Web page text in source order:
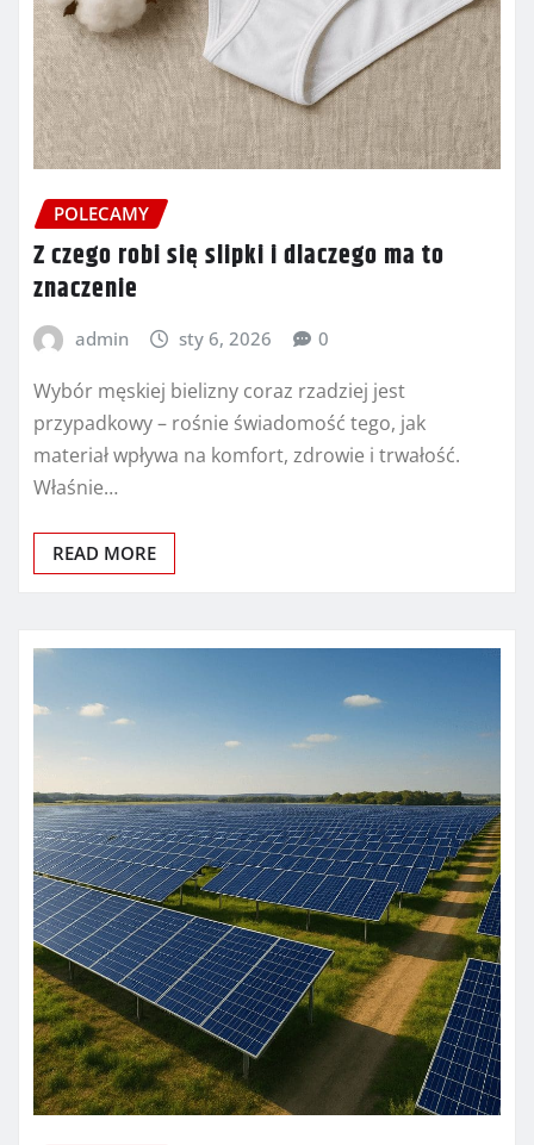
POLECAMY
Z czego robi się slipki i dlaczego ma to
znaczenie
admin sty 6, 2026 0
Wybór męskiej bielizny coraz rzadziej jest
przypadkowy – rośnie świadomość tego, jak
materiał wpływa na komfort, zdrowie i trwałość.
Właśnie…
READ MORE